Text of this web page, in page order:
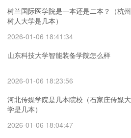
树兰国际医学院是一本还是二本？（杭州
树人大学是几本）
2026-01-06 18:41:34
山东科技大学智能装备学院怎么样
2026-01-06 18:23:56
河北传媒学院是几本院校（石家庄传媒大
学是几本）
2026-01-06 18:04:47